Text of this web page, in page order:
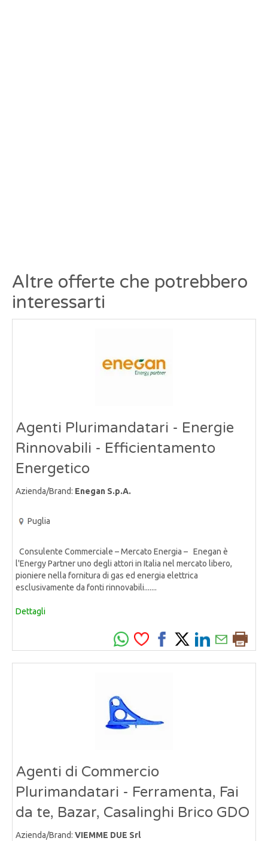
Altre offerte che potrebbero
interessarti
Agenti Plurimandatari - Energie
Rinnovabili - Efficientamento
Energetico
Azienda/Brand: Enegan S.p.A.
Puglia
Consulente Commerciale – Mercato Energia – Enegan è
l'Energy Partner uno degli attori in Italia nel mercato libero,
pioniere nella fornitura di gas ed energia elettrica
esclusivamente da fonti rinnovabili.......
Dettagli
Agenti di Commercio
Plurimandatari - Ferramenta, Fai
da te, Bazar, Casalinghi Brico GDO
Azienda/Brand: VIEMME DUE Srl